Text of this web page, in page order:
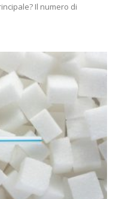
Il numero di